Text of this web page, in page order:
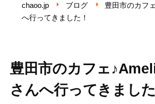
chaoo.jp ブログ
豊田市のカフ
へ行ってきました！
豊田市のカフェ
さんへ行ってきました